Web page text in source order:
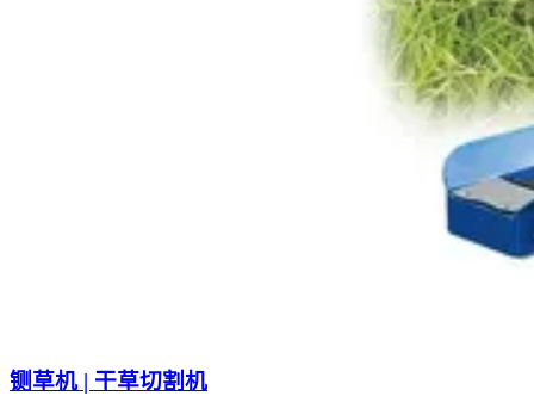
铡草机 | 干草切割机